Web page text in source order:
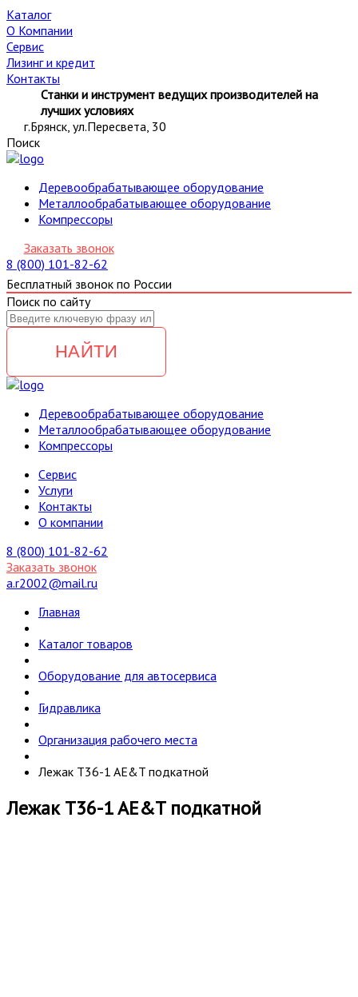
Каталог
О Компании
Сервис
Лизинг и кредит
Контакты
Станки и инструмент ведущих производителей на
лучших условиях
г.Брянск, ул.Пересвета, 30
Поиск
Деревообрабатывающее оборудование
Металлообрабатывающее оборудование
Компрессоры
Заказать звонок
8 (800) 101-82-62
Бесплатный звонок по России
Поиск по сайту
НАЙТИ
Деревообрабатывающее оборудование
Металлообрабатывающее оборудование
Компрессоры
Cервис
Услуги
Контакты
О компании
8 (800) 101-82-62
Заказать звонок
a.r2002@mail.ru
Главная
Каталог товаров
Оборудование для автосервиса
Гидравлика
Организация рабочего места
Лежак T36-1 AE&T подкатной
Лежак T36-1 AE&T подкатной